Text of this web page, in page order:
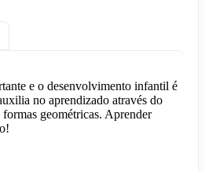
e o desenvolvimento infantil é
no aprendizado através do
geométricas. Aprender